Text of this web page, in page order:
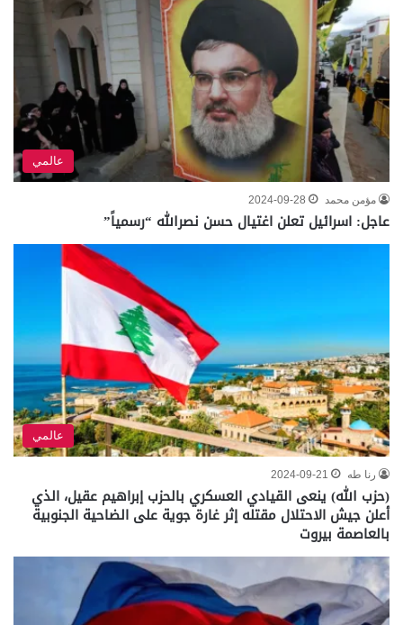
عالمي
مؤمن محمد 2024-09-28
عاجل: اسرائيل تعلن اغتيال حسن نصرالله “رسمياً”
عالمي
رنا طه 2024-09-21
(حزب الله) ينعى القيادي العسكري بالحزب إبراهيم عقيل، الذي
أعلن جيش الاحتلال مقتله إثر غارة جوية على الضاحية الجنوبية
بالعاصمة بيروت